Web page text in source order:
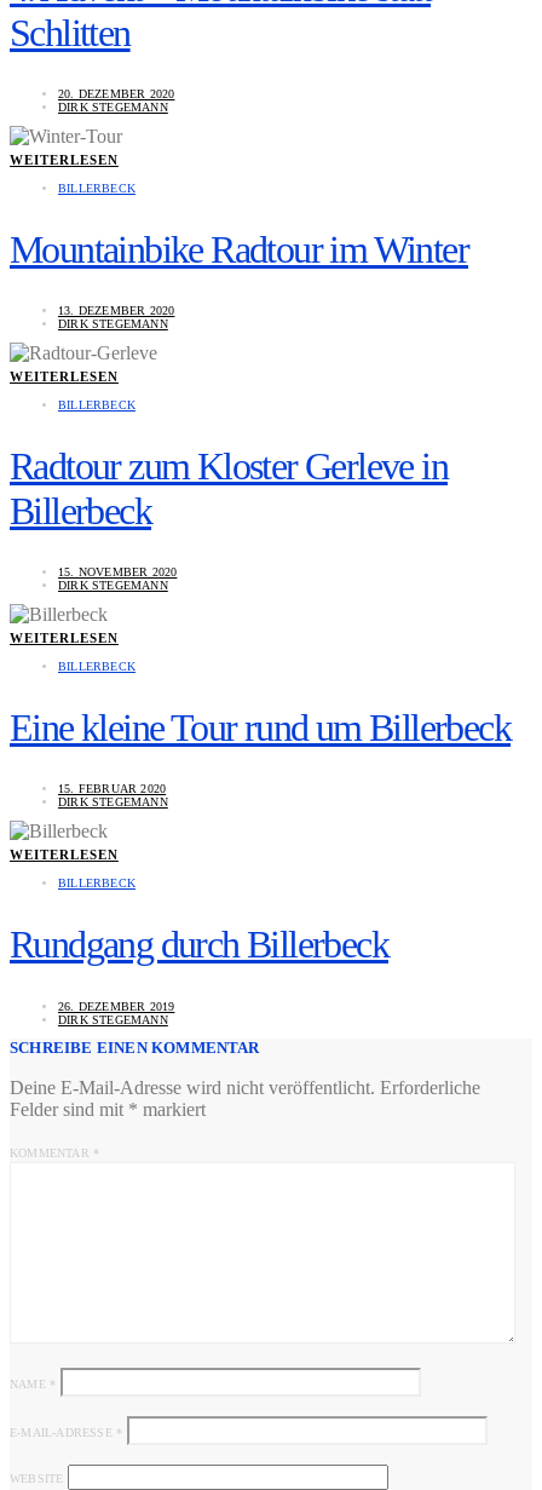
Schlitten
20. DEZEMBER 2020
DIRK STEGEMANN
WEITERLESEN
BILLERBECK
Mountainbike Radtour im Winter
13. DEZEMBER 2020
DIRK STEGEMANN
WEITERLESEN
BILLERBECK
Radtour zum Kloster Gerleve in
Billerbeck
15. NOVEMBER 2020
DIRK STEGEMANN
WEITERLESEN
BILLERBECK
Eine kleine Tour rund um Billerbeck
15. FEBRUAR 2020
DIRK STEGEMANN
WEITERLESEN
BILLERBECK
Rundgang durch Billerbeck
26. DEZEMBER 2019
DIRK STEGEMANN
SCHREIBE EINEN KOMMENTAR
Deine E-Mail-Adresse wird nicht veröffentlicht. Erforderliche
Felder sind mit * markiert
KOMMENTAR *
NAME *
E-MAIL-ADRESSE *
WEBSITE